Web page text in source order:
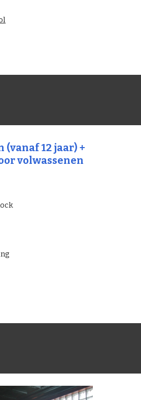
12 jaar) +
volwassenen